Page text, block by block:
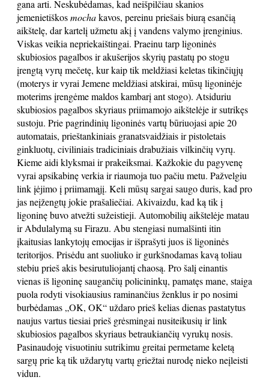
gana arti. Neskubėdamas, kad neišpilčiau skanios
jemenietiškosmochakavos, pereinu priešais biurą esančią
aikštelę, dar kartelį užmetu akį į vandens valymo įrenginius.
Viskas veikia nepriekaištingai. Praeinu tarp ligoninės
skubiosios pagalbos ir akušerijos skyrių pastatų po stogu
įrengtą vyrų mečetę, kur kaip tik meldžiasi keletas tikinčiųjų
(moterys ir vyrai Jemene meldžiasi atskirai, mūsų ligoninėje
moterims įrengėme maldos kambarį ant stogo). Atsiduriu
skubiosios pagalbos skyriaus priimamojo aikštelėje ir sutrikęs
sustoju. Prie pagrindinių ligoninės vartų būriuojasi apie 20
automatais, prieštankiniais granatsvaidžiais ir pistoletais
ginkluotų, civiliniais tradiciniais drabužiais vilkinčių vyrų.
Kieme aidi klyksmai ir prakeiksmai. Kažkokie du pagyvenę
vyrai apsikabinę verkia ir riaumoja tuo pačiu metu. Pažvelgiu
link įėjimo į priimamąjį. Keli mūsų sargai saugo duris, kad pro
jas neįžengtų jokie prašaliečiai. Akivaizdu, kad ką tik į
ligoninę buvo atvežti sužeistieji. Automobilių aikštelėje matau
ir Abdulalymą su Firazu. Abu stengiasi numalšinti itin
įkaitusias lankytojų emocijas ir išprašyti juos iš ligoninės
teritorijos. Prisėdu ant suoliuko ir gurkšnodamas kavą toliau
stebiu prieš akis besirutuliojantį chaosą. Pro šalį einantis
vienas iš ligoninę saugančių policininkų, pamatęs mane, staiga
puola rodyti visokiausius raminančius ženklus ir po nosimi
burbėdamas „OK, OK“ uždaro prieš kelias dienas pastatytus
naujus vartus tiesiai prieš grėsmingai nusiteikusių ir link
skubiosios pagalbos skyriaus betraukiančių vyrukų nosis.
Pasinaudoję visuotiniu sutrikimu greitai permetame keletą
sargų prie ką tik uždarytų vartų griežtai nurodę nieko neįleisti
vidun.